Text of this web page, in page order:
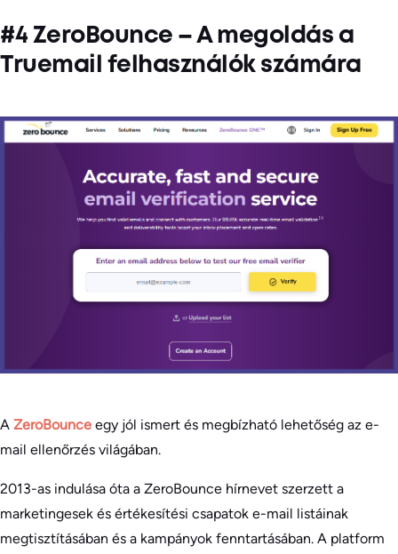
#4 ZeroBounce – A megoldás a
Truemail felhasználók számára
A ZeroBounce egy jól ismert és megbízható lehetőség az e-
mail ellenőrzés világában.
2013-as indulása óta a ZeroBounce hírnevet szerzett a
marketingesek és értékesítési csapatok e-mail listáinak
megtisztításában és a kampányok fenntartásában. A platform